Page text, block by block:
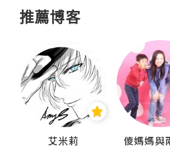
推薦博客
艾米莉